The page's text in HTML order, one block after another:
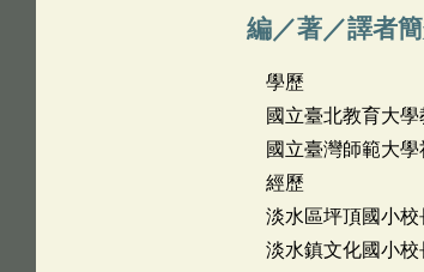
編／著／譯者
學歷
國立臺北教育大
國立臺灣師範大
經歷
淡水區坪頂國小
淡水鎮文化國小